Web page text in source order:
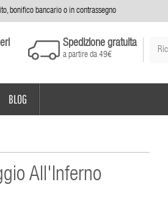
bonifico bancario o in contrassegno
Spedizione gratuita
a partire da 49€
BLOG
All'Inferno